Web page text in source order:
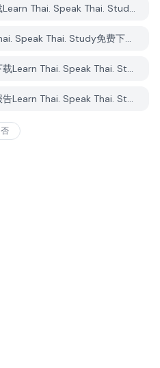
我如何从PGYER APK HUB下载Learn Thai. Speak Thai. Study？
PGYER APK HUB上的Learn Thai. Speak Thai. Study免费下载吗？
我需要在PGYER APK HUB上下载Learn Thai. Speak Thai. Study时需要账户吗？
我如何在PGYER APK HUB上报告Learn Thai. Speak Thai. Study的问题？
否